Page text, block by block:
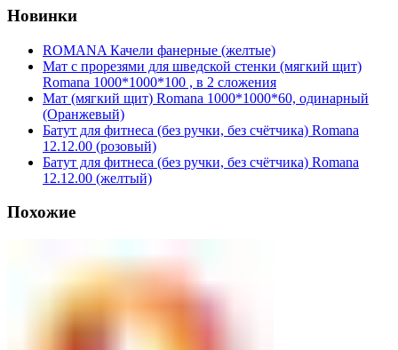
Новинки
ROMANA Качели фанерные (желтые)
Мат с прорезями для шведской стенки (мягкий щит)
Romana 1000*1000*100 , в 2 сложения
Мат (мягкий щит) Romana 1000*1000*60, одинарный
(Оранжевый)
Батут для фитнеса (без ручки, без счётчика) Romana
12.12.00 (розовый)
Батут для фитнеса (без ручки, без счётчика) Romana
12.12.00 (желтый)
Похожие